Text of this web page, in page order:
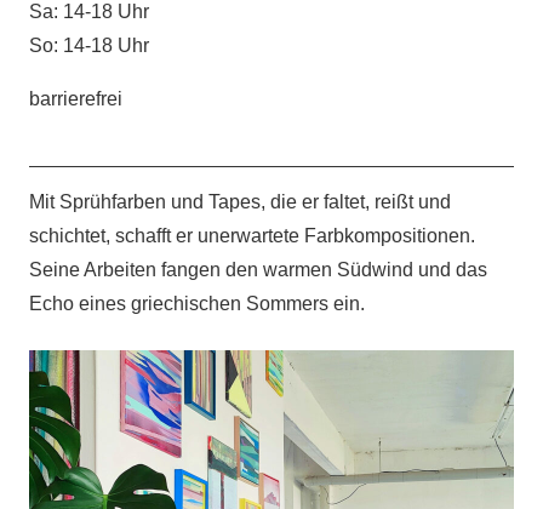
Sa: 14-18 Uhr
So: 14-18 Uhr
barrierefrei
Mit Sprühfarben und Tapes, die er faltet, reißt und
schichtet, schafft er unerwartete Farbkompositionen.
Seine Arbeiten fangen den warmen Südwind und das
Echo eines griechischen Sommers ein.